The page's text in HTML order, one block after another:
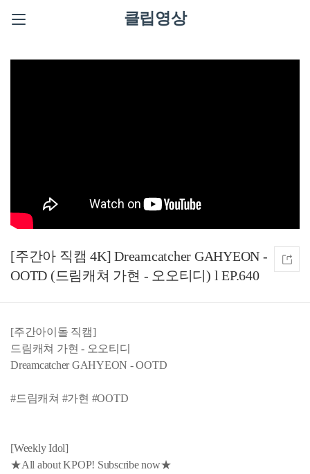
클립영상
[주간아 직캠 4K] Dreamcatcher GAHYEON -
OOTD (드림캐쳐 가현 - 오오티디) l EP.640
[주간아이돌 직캠]
드림캐쳐 가현 - 오오티디
Dreamcatcher GAHYEON - OOTD
#드림캐쳐 #가현 #OOTD
[Weekly Idol]
★All about KPOP! Subscribe now★